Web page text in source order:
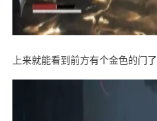
上来就能看到前方有个金色的门了